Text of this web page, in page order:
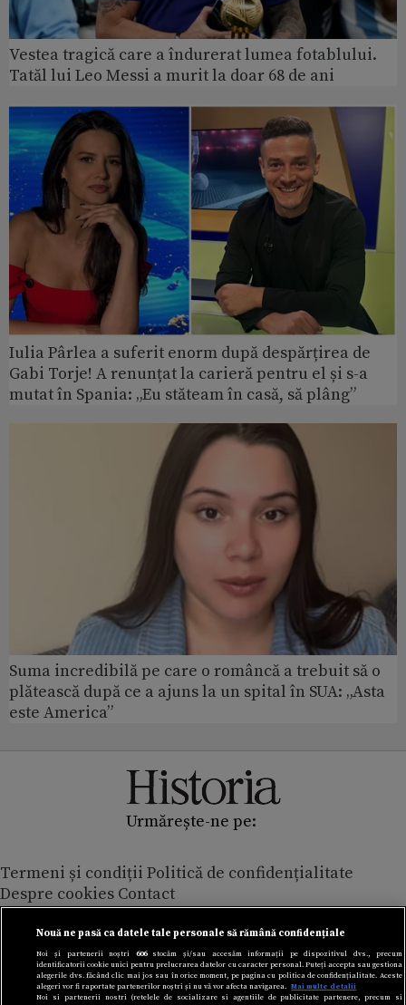
Vestea tragică care a îndurerat lumea fotablului.
Tatăl lui Leo Messi a murit la doar 68 de ani
Iulia Pârlea a suferit enorm după despărțirea de
Gabi Torje! A renunțat la carieră pentru el și s-a
mutat în Spania: „Eu stăteam în casă, să plâng”
Suma incredibilă pe care o româncă a trebuit să o
plătească după ce a ajuns la un spital în SUA: „Asta
este America”
Urmărește-ne pe:
Termeni și condiții Politică de confidențialitate
Despre cookies Contact
Modifică preferințe pentru confidențialitate
© Toate drepturile rezervate Adevarul Holding 2026
Din rețeaua Adevărul Holding:
Adevarul.ro
Nouă ne pasă ca datele tale personale să rămână confidențiale
Noi și partenerii noștri 606stocăm și/sau accesăm informații pe dispozitivul dvs., precum
identificatorii cookie unici pentru prelucrarea datelor cu caracter personal. Puteți accepta sau gestiona
alegerile dvs. făcând clic mai jos sau în orice moment, pe pagina cu politica de confidențialitate. Aceste
alegeri vor fi raportate partenerilor noștri și nu vă vor afecta navigarea. Mai multe detalii
Noi si partenerii nostri (retelele de socializare si agentiile de publicitate partenere, precum si